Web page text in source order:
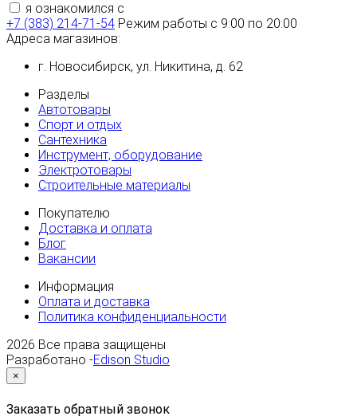
я ознакомился с
+7 (383) 214-71-54 Режим работы с 9:00 по 20:00
Адреса магазинов:
г. Новосибирск, ул. Никитина, д. 62
Разделы
Автотовары
Спорт и отдых
Сантехника
Инструмент, оборудование
Электротовары
Строительные материалы
Покупателю
Доставка и оплата
Блог
Вакансии
Информация
Оплата и доставка
Политика конфиденциальности
2026 Все права защищены
Разработано -Edison Studio
×
Заказать обратный звонок